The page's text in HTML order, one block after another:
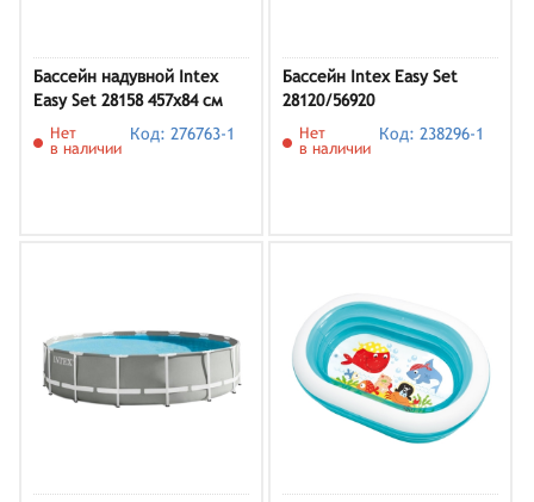
Бассейн надувной Intex
Easy Set 28158 457х84 см
Нет
в наличии
Код: 276763-1
Бассейн Intex Easy Set
28120/56920
Нет
в наличии
Код: 238296-1